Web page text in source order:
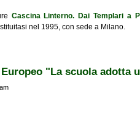
Cascina Linterno. Dai Templari a
nel 1995, con sede a Milano.
"La scuola adotta